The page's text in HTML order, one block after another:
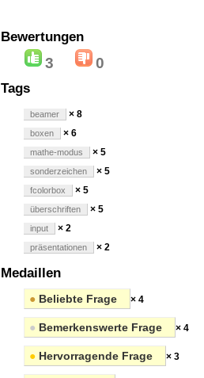
Bewertungen
3 0
Tags
beamer × 8
boxen × 6
mathe-modus × 5
sonderzeichen × 5
fcolorbox × 5
überschriften × 5
input × 2
präsentationen × 2
Medaillen
● Beliebte Frage × 4
● Bemerkenswerte Frage × 4
● Hervorragende Frage × 3